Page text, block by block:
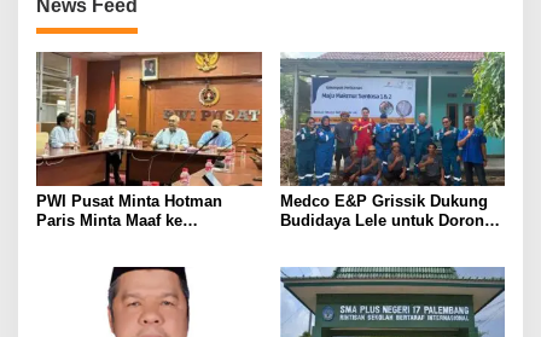
News Feed
PWI Pusat Minta Hotman
Paris Minta Maaf ke
Medco E&P Grissik Dukung
Budidaya Lele untuk Dorong